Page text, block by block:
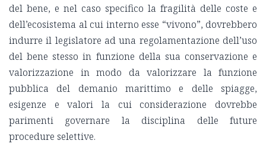
del bene, e nel caso specifico la fragilità delle coste e
dell’ecosistema al cui interno esse “vivono”, dovrebbero
indurre il legislatore ad una regolamentazione dell’uso
del bene stesso in funzione della sua conservazione e
valorizzazione in modo da valorizzare la funzione
pubblica del demanio marittimo e delle spiagge,
esigenze e valori la cui considerazione dovrebbe
parimenti governare la disciplina delle future
procedure selettive.